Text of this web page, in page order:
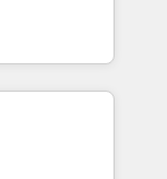
(AI &
Media),
brands. 🔄